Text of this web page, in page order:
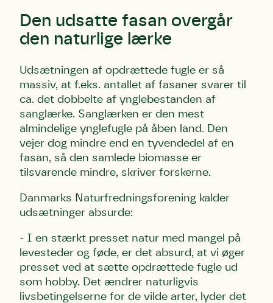
Den udsatte fasan overgår
den naturlige lærke
Udsætningen af opdrættede fugle er så
massiv, at f.eks. antallet af fasaner svarer til
ca. det dobbelte af ynglebestanden af
sanglærke. Sanglærken er den mest
almindelige ynglefugle på åben land. Den
vejer dog mindre end en tyvendedel af en
fasan, så den samlede biomasse er
tilsvarende mindre, skriver forskerne.
Danmarks Naturfredningsforening kalder
udsætninger absurde:
- I en stærkt presset natur med mangel på
levesteder og føde, er det absurd, at vi øger
presset ved at sætte opdrættede fugle ud
som hobby. Det ændrer naturligvis
livsbetingelserne for de vilde arter, lyder det